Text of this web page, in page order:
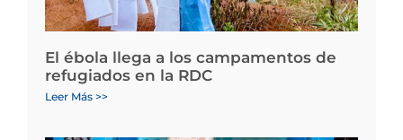
El ébola llega a los campamentos de
refugiados en la RDC
Leer Más >>